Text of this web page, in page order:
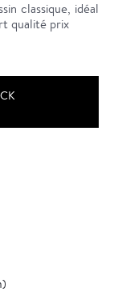
classique, idéal
qualité prix